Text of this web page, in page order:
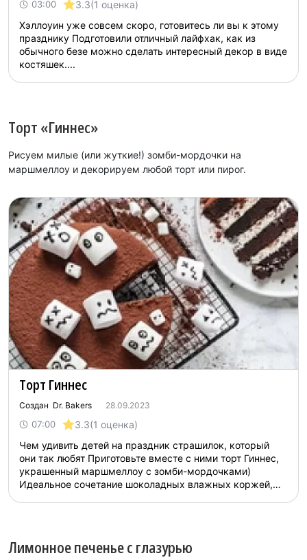
03:00 3.3(1 оценка)
Хэллоуин уже совсем скоро, готовитесь ли вы к этому
празднику Подготовили отличный лайфхак, как из
обычного безе можно сделать интересный декор в виде
костяшек....
Торт «Гиннес»
Рисуем милые (или жуткие!) зомби-мордочки на
маршмеллоу и декорируем любой торт или пирог.
Торт Гиннес
Создан Dr. Bakers 28.09.2023
07:00 3.3(1 оценка)
Чем удивить детей на праздник страшилок, который
они так любят Приготовьте вместе с ними торт Гиннес,
украшенный маршмеллоу с зомби-мордочками)
Идеальное сочетание шоколадных влажных коржей,
Лимонное печенье с глазурью